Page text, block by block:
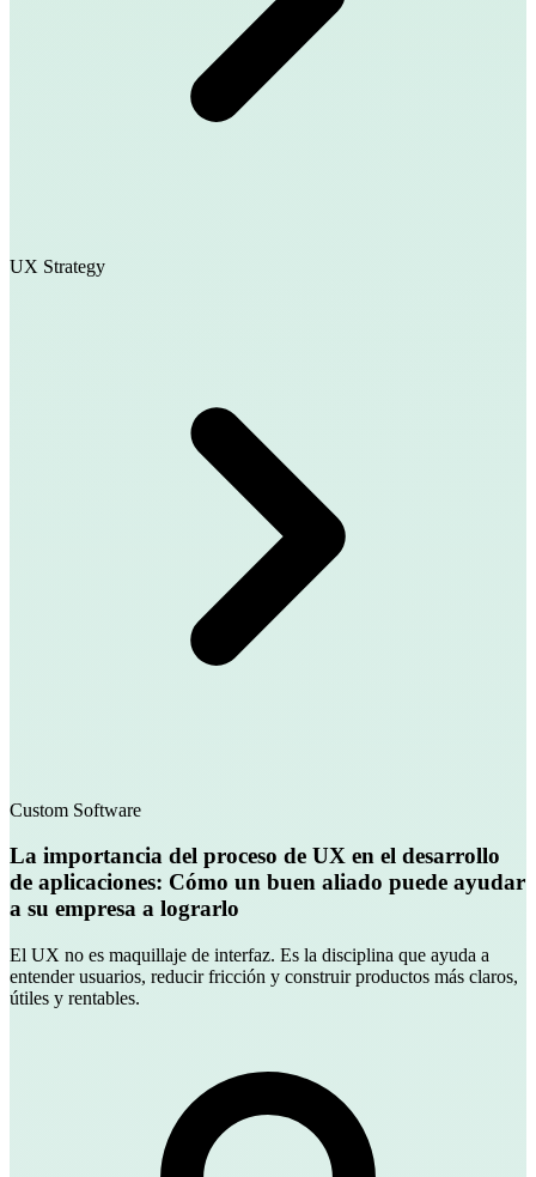
UX Strategy
Custom Software
La importancia del proceso de UX en el desarrollo
de aplicaciones: Cómo un buen aliado puede ayudar
a su empresa a lograrlo
El UX no es maquillaje de interfaz. Es la disciplina que ayuda a
entender usuarios, reducir fricción y construir productos más claros,
útiles y rentables.